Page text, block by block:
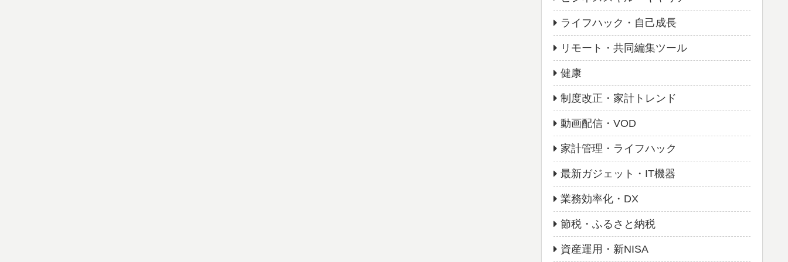
ライフハック・自己成長
リモート・共同編集ツール
健康
制度改正・家計トレンド
動画配信・VOD
家計管理・ライフハック
最新ガジェット・IT機器
業務効率化・DX
節税・ふるさと納税
資産運用・新NISA